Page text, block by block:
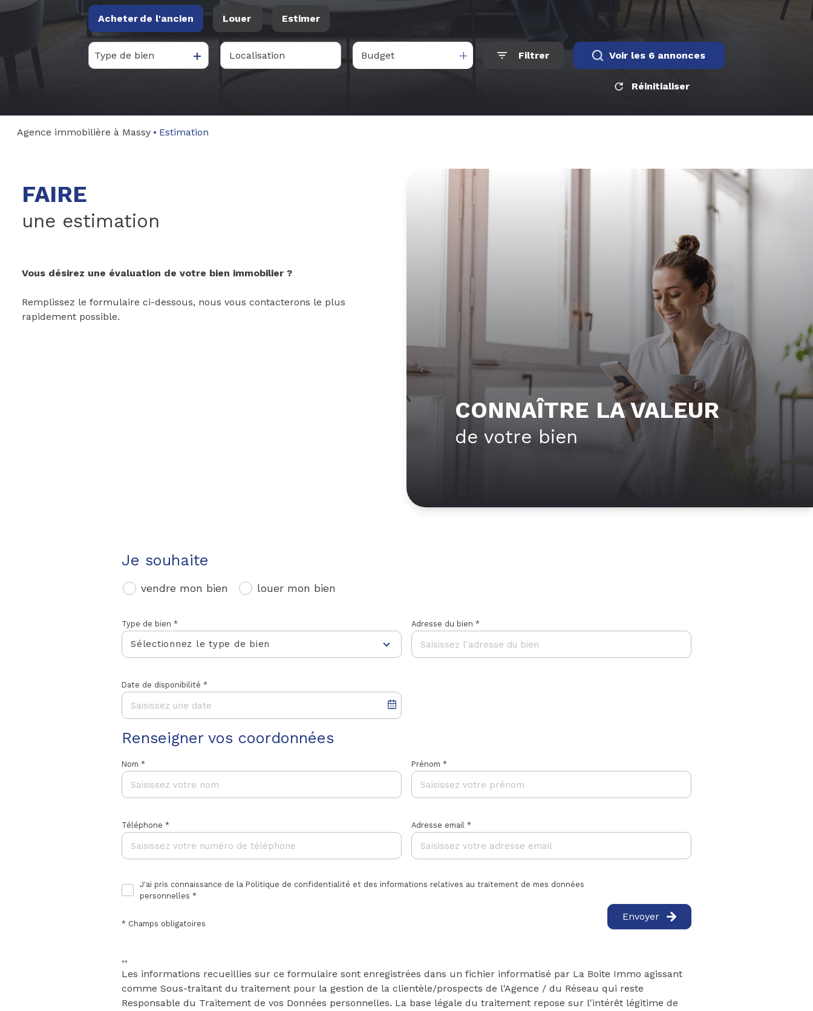
Acheter de l'ancien
De l'ancien
Louer
à l'année
Estimer
Type de bien Budget Filtrer Voir les 6annonces
Réinitialiser
Agence immobilière à Massy Estimation
CONNAÎTRE LA VALEUR
de votre bien
FAIRE
une estimation
Vous désirez une évaluation de votre bien immobilier ?
Remplissez le formulaire ci-dessous, nous vous contacterons le plus
rapidement possible.
Je souhaite
vendre mon bien louer mon bien
Type de bien *
Sélectionnez le type de bien
Adresse du bien *
Date de disponibilité *
Renseigner vos coordonnées
Nom * Prénom *
Téléphone * Adresse email *
J'ai pris connaissance de la Politique de confidentialité et des informations relatives au traitement de mes données
personnelles *
* Champs obligatoires
Envoyer
**
Les informations recueillies sur ce formulaire sont enregistrées dans un fichier informatisé par La Boite Immo agissant
comme Sous-traitant du traitement pour la gestion de la clientèle/prospects de l'Agence / du Réseau qui reste
Responsable du Traitement de vos Données personnelles. La base légale du traitement repose sur l'intérêt légitime de